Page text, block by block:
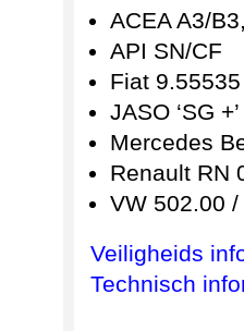
ACEA A3/
API SN/CF
Fiat
JASO ‘SG
Mercedes
Renault RN
VW 502.00
Veiligheids
Technisch